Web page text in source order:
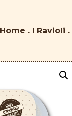
Home . I Ravioli .